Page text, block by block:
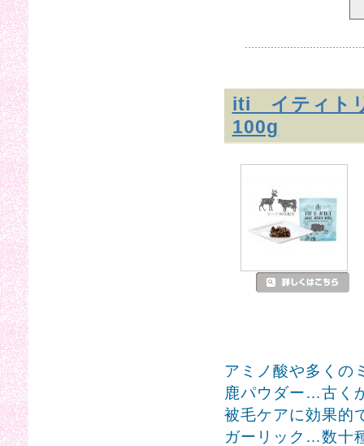
iti イティト
100g
アミノ酸や多くの
鹿パウダー…古く
被毛ケアに効果的
ガーリック…数十